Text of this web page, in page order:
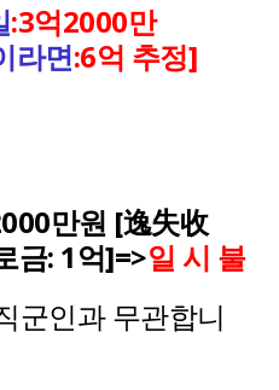
:3억2000만
라면:6억 추정]
만원 [逸失收
금: 1억]=>일 시 불
군인과 무관합니